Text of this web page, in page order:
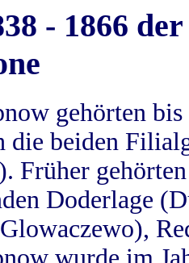
- 1866
gehörten
die beiden
Früher
Doderlage